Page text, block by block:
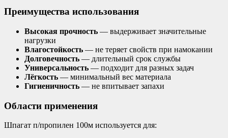
Преимущества использования
Высокая прочность — выдерживает значительные
нагрузки
Влагостойкость — не теряет свойств при намокании
Долговечность — длительный срок службы
Универсальность — подходит для разных задач
Лёгкость — минимальный вес материала
Гигиеничность — не впитывает запахи
Области применения
Шпагат п/пропилен 100м используется для: